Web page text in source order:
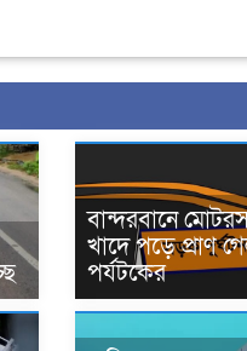
বান্দরবানে
খাদে পড়ে প্রাণ
পর্যটকের